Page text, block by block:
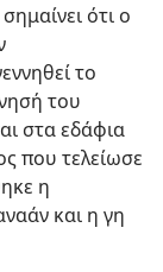
ότι ο
το
του
στα εδάφια
που τελείωσε
η
και η γη